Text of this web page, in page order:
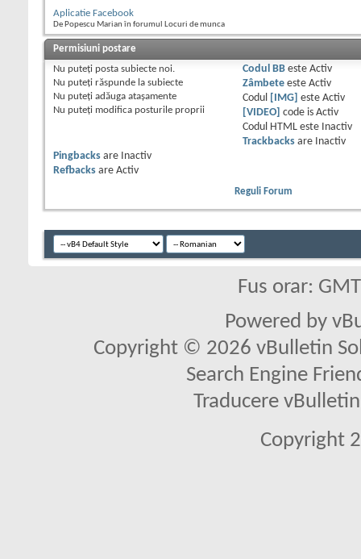
Aplicatie Facebook
De Popescu Marian în forumul Locuri de munca
Permisiuni postare
Nu puteţi posta subiecte noi.
Nu puteţi răspunde la subiecte
Nu puteţi adăuga ataşamente
Nu puteţi modifica posturile proprii
Codul BBeste Activ
Zâmbeteeste Activ
Codul
[IMG] este Activ
[VIDEO]
code is Activ
Codul HTML este
Inactiv
Trackbacksare
Inactiv
Pingbacks are
Inactiv
Refbacks are Activ
Reguli Forum
Fus orar:
Powered by
Copyright © 2026 vBulletin
Search Engine
Traducere
Copyright